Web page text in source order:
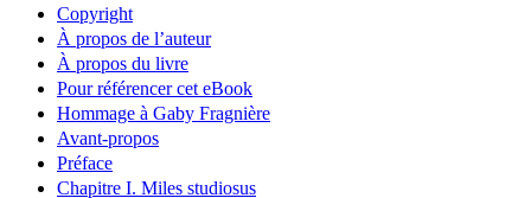
Copyright
À propos de l’auteur
À propos du livre
Pour référencer cet eBook
Hommage à Gaby Fragnière
Avant-propos
Préface
Chapitre I. Miles studiosus